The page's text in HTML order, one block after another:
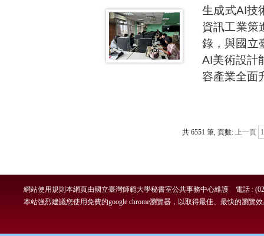
生成式AI技
資訊工業策
錄，與國立
AI美術設計
容產業全面
共 6551 筆, 頁數: 上一頁 1
本網頁由國立臺灣師範大學秘書室公共事務中心維護 電話 :
網站使用規則
本站強烈建議您使用免費的google chrome瀏覽器，以取得最佳、最快的瀏覽